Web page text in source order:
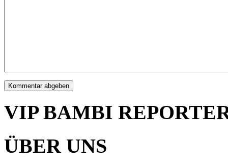
VIP BAMBI
ÜBER UNS